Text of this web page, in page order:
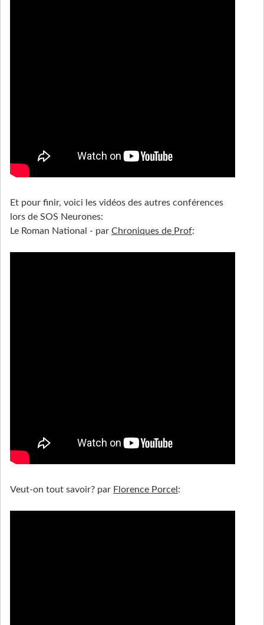
Et pour finir, voici les vidéos des autres conférences
lors de SOS Neurones:
Le Roman National - par Chroniques de Prof:
Veut-on tout savoir? par Florence Porcel: